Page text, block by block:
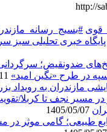
http://
پایگاه خبری تحلیلی سبز
ضدونقیض؛
در طرح «نگین امید»
مازندران به رویداد
در مسیر نجف تا کربلا/
طبیعی؛ گامی موثر در